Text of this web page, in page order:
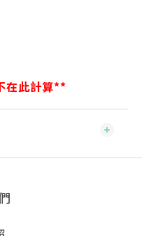
在此計算**